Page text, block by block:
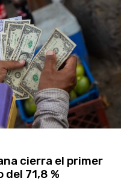
cierra el primer
71,8 %